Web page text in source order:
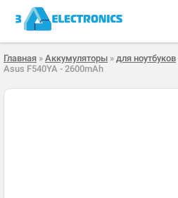
Главная » Аккумуляторы » для ноутбуков
Asus F540YA - 2600mAh